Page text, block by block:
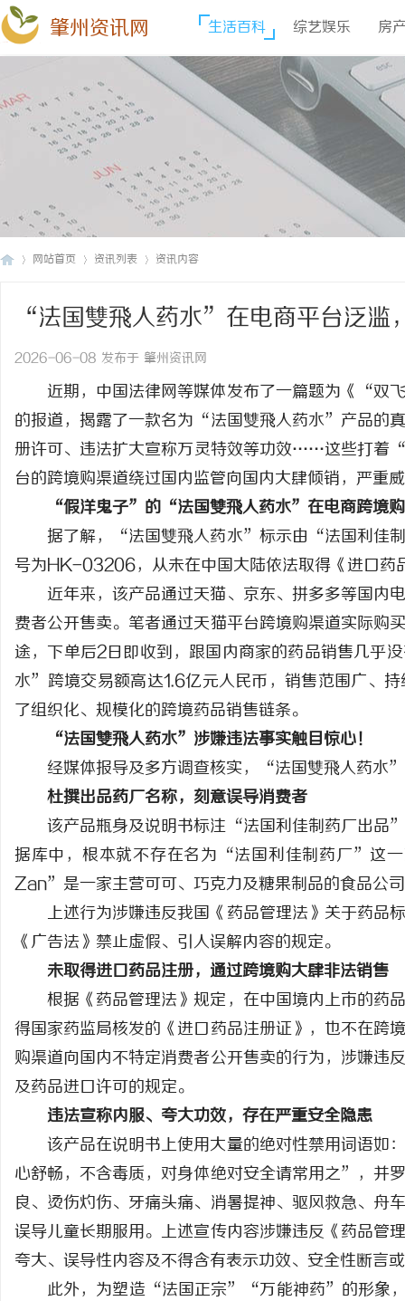
肇州资讯网 生活百科 综艺娱乐 房
网站首页 资讯列表 资讯内容
“法国雙飛人药水”在电商平台泛滥
2026-06-08 发布于 肇州资讯网
近期，中国法律网等媒体发布了一篇题为《“
的报道，揭露了一款名为“法国雙飛人药水”产品的
册许可、违法扩大宣称万灵特效等功效……这些打
台的跨境购渠道绕过国内监管向国内大肆倾销，严重
“假洋鬼子”的“法国雙飛人药水”在电商跨境
据了解，“法国雙飛人药水”标示由“法国利佳
号为HK-03206，从未在中国大陆依法取得《进口药
近年来，该产品通过天猫、京东、拼多多等国内
费者公开售卖。笔者通过天猫平台跨境购渠道实际购
途，下单后2日即收到，跟国内商家的药品销售几乎
水”跨境交易额高达1.6亿元人民币，销售范围广、
了组织化、规模化的跨境药品销售链条。
“法国雙飛人药水”涉嫌违法事实触目惊心！
经媒体报导及多方调查核实，“法国雙飛人药水
杜撰出品药厂名称，刻意误导消费者
该产品瓶身及说明书标注“法国利佳制药厂出品
据库中，根本就不存在名为“法国利佳制药厂”这
Zan”是一家主营可可、巧克力及糖果制品的食品公
上述行为涉嫌违反我国《药品管理法》关于药品
《广告法》禁止虚假、引人误解内容的规定。
未取得进口药品注册，通过跨境购大肆非法销售
根据《药品管理法》规定，在中国境内上市的
得国家药监局核发的《进口药品注册证》，也不在跨
购渠道向国内不特定消费者公开售卖的行为，涉嫌违
及药品进口许可的规定。
违法宣称内服、夸大功效，存在严重安全隐患
该产品在说明书上使用大量的绝对性禁用词语
心舒畅，不含毒质，对身体绝对安全请常用之”，并
良、烫伤灼伤、牙痛头痛、消暑提神、驱风救急、
误导儿童长期服用。上述宣传内容涉嫌违反《药品管
夸大、误导性内容及不得含有表示功效、安全性断言
此外，为塑造“法国正宗”“万能神药”的形象
买商标：企业品牌布局的关键策略 激光切割系列：技术的